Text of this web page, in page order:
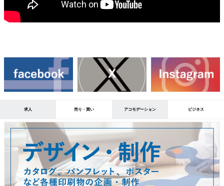
求人 売り・買い アコモデーション ビジネス